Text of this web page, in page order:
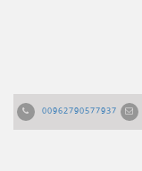
00962790577937